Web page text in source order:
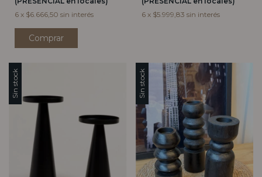
6 x $6.666,50 sin interés
Comprar
6 x $5.999,83 sin interés
Sin stock Sin stock